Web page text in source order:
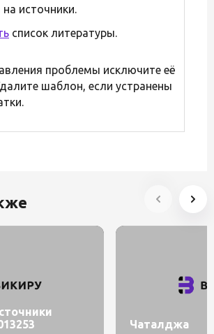
на источники.
список литературы.
проблемы исключите её
шаблон, если устранены
Чаталджа